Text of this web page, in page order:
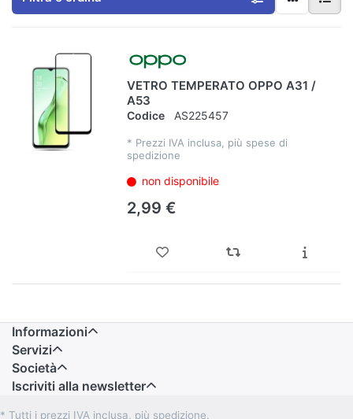
VETRO TEMPERATO OPPO A31 /
A53
Codice AS225457
* Prezzi IVA inclusa, più spese di
spedizione
non disponibile
2,99 €
Informazioni
Servizi
Società
Iscriviti alla newsletter
* Tutti i prezzi IVA inclusa, più spedizione.